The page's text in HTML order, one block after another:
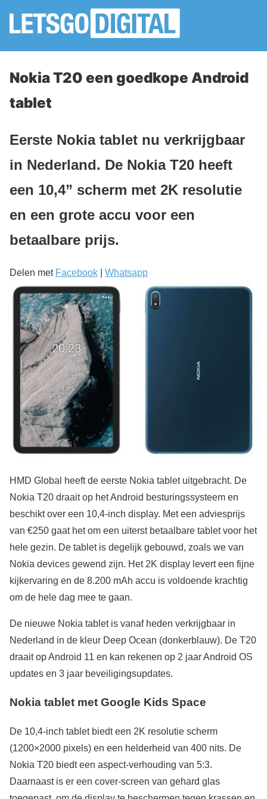
Nokia T20 een goedkope Android
tablet
Eerste Nokia tablet nu verkrijgbaar
in Nederland. De Nokia T20 heeft
een 10,4” scherm met 2K resolutie
en een grote accu voor een
betaalbare prijs.
Delen met Facebook Whatsapp
HMD Global heeft de eerste Nokia tablet uitgebracht. De
Nokia T20 draait op het Android besturingssysteem en
beschikt over een 10,4-inch display. Met een adviesprijs
van €250 gaat het om een uiterst betaalbare tablet voor het
hele gezin. De tablet is degelijk gebouwd, zoals we van
Nokia devices gewend zijn. Het 2K display levert een fijne
kijkervaring en de 8.200 mAh accu is voldoende krachtig
om de hele dag mee te gaan.
De nieuwe Nokia tablet is vanaf heden verkrijgbaar in
Nederland in de kleur Deep Ocean (donkerblauw). De T20
draait op Android 11 en kan rekenen op 2 jaar Android OS
updates en 3 jaar beveiligingsupdates.
Nokia tablet met Google Kids Space
De 10,4-inch tablet biedt een 2K resolutie scherm
(1200×2000 pixels) en een helderheid van 400 nits. De
Nokia T20 biedt een aspect-verhouding van 5:3.
Daarnaast is er een cover-screen van gehard glas